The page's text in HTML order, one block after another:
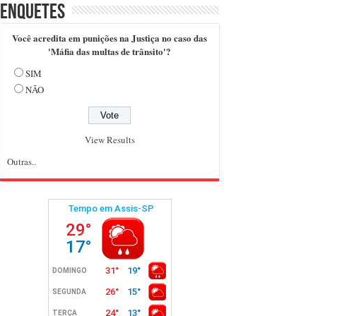
Enquetes
Você acredita em punições na Justiça no caso das
'Máfia das multas de trânsito'?
SIM
NÃO
View Results
Outras..